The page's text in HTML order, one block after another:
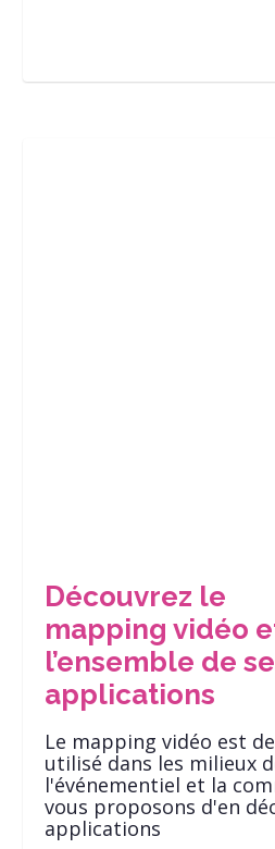
Découvrez le
mapping vidéo
l’ensemble de
applications
Le mapping vidéo est
utilisé dans les milieux
l'événementiel et la
vous proposons d'en
applications